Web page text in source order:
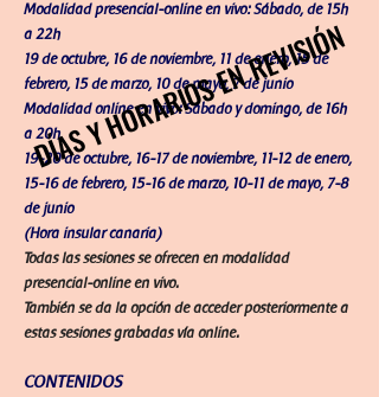
Modalidad presencial-online en vivo: Sábado, de 15h
a 22h
19 de octubre, 16 de noviembre, 11 de enero, 15 de
febrero, 15 de marzo, 10 de mayo, 7 de junio
Modalidad online en vivo: Sábado y domingo, de 16h
a 20h
19-20 de octubre, 16-17 de noviembre, 11-12 de enero,
15-16 de febrero, 15-16 de marzo, 10-11 de mayo, 7-8
de junio
(Hora insular canaria)
Todas las sesiones se ofrecen en modalidad
presencial-online en vivo.
También se da la opción de acceder posteriormente a
estas sesiones grabadas vía online.
CONTENIDOS
DÍAS Y HORARIOS EN REVISIÓN
DÍAS Y HORARIOS EN REVISIÓN